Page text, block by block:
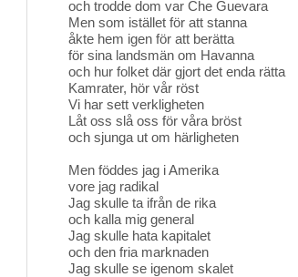
och trodde dom var Che Guevara
Men som istället för att stanna
åkte hem igen för att berätta
för sina landsmän om Havanna
och hur folket där gjort det enda rätta
Kamrater, hör vår röst
Vi har sett verkligheten
Låt oss slå oss för våra bröst
och sjunga ut om härligheten
Men föddes jag i Amerika
vore jag radikal
Jag skulle ta ifrån de rika
och kalla mig general
Jag skulle hata kapitalet
och den fria marknaden
Jag skulle se igenom skalet